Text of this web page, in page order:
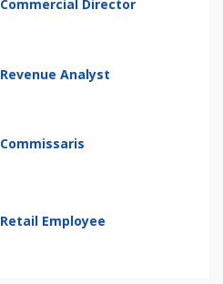
Commercial Director
Revenue Analyst
Commissaris
Retail Employee